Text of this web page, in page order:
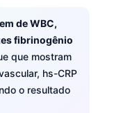
de WBC,
fibrinogênio
que mostram
hs-CRP
o resultado